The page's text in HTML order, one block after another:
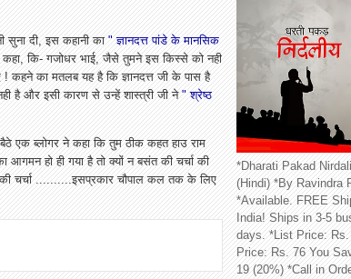
सुना दी, इस कहानी का" ज्ञानदत्त पांडे के मानसिक
कि- गजोधर भाई, जैसे तुमने इस किस्से को नही
! कहने का मतलब यह है कि ज्ञानदत्त जी के पास है
है और इसी कारण से उन्हें शास्त्री जी ने" श्रेष्ठ
एक ब्लोगर ने कहा कि तुम ठीक कहत हाउ राम
हो ही गया है तो क्यों न बसंत की चर्चा की
चर्चा ..........इसप्रकार चौपाल कल तक के लिए
*Dharati Pakad
(Hindi) *By Ravindra
*Available. FREE
India! Ships in 3-5
days. *List Price: Rs.
Price: Rs. 76 You
19 (20%) *Call in